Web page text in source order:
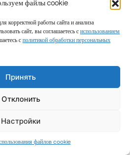
файлы cookie
работы сайта и анализа
сайт, вы соглашаетесь с использованием
с политикой обработки персональных
Принять
Отклонить
Настройки
файлов cookie
|Политика